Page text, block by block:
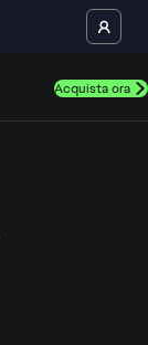
Acquista ora